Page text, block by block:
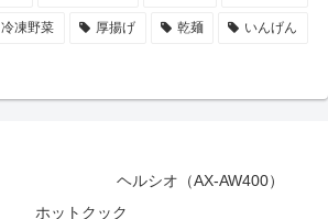
冷凍野菜 厚揚げ 乾麺 いんげん
ヘルシオ（AX-AW400）
ホットクック